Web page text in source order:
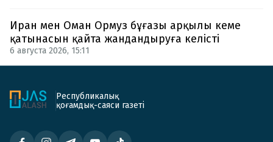
Иран мен Оман Ормуз бұғазы арқылы кеме
қатынасын қайта жандандыруға келісті
6 августа 2026, 15:11
Республикалық
қоғамдық-саяси газеті